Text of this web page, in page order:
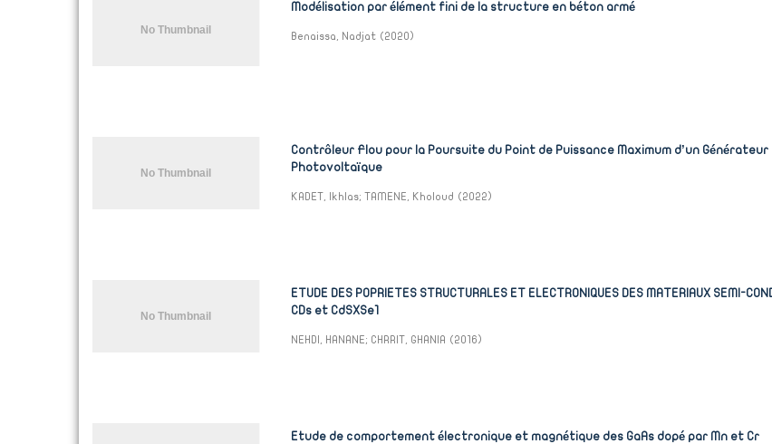
Modélisation par élément fini de la structure en béton armé
Benaissa, Nadjat (2020)
Contrôleur Flou pour la Poursuite du Point de Puissance Maximum d’un Générateur
Photovoltaïque
KADET, Ikhlas;TAMENE, Kholoud (2022)
ETUDE DES POPRIETES STRUCTURALES ET ELECTRONIQUES DES MATERIAUX SEMI-
CDs et CdSXSe1
NEHDI, HANANE; CHRRIT, GHANIA (2016)
Etude de comportement électronique et magnétique des GaAs dopé par Mn et Cr